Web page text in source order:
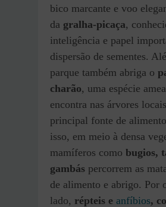
bico marcante e voo
da gralha-picaça,
inteligência e papel
dispersão de sementes.
parque também abriga o
charão, uma espécie
encontra nas árvores
principal fonte de
isso, em meio à densa
mamíferos como bugios,
gambás percorrem as
de alimento e abrigo. Por
lado, répteis e anfíbios,